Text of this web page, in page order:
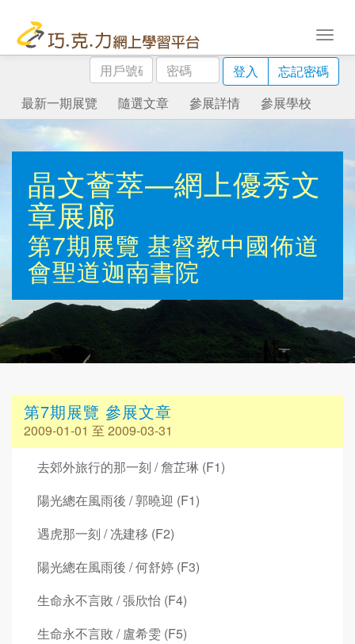
用
戶
號
碼
密
碼
登入
忘記密碼
最新一期展覽
隨選文章 參展詳情 參展學校
晶文薈萃—網上優秀文
章展廊
第7期展覽 基督教中國佈道
會聖道迦南書院
第7期展覽 參展文章
2009-01-01 至 2009-03-31
去郊外旅行的那一刻 / 詹芷琳 (F1)
陽光總在風雨後 / 郭曉迎 (F1)
遇虎那一刻 / 冼建移 (F2)
陽光總在風雨後 / 何舒婷 (F3)
生命永不言敗 / 張欣怡 (F4)
生命永不言敗 / 盧希雯 (F5)